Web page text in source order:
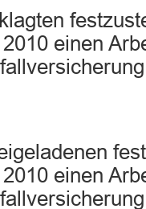
einen
einen